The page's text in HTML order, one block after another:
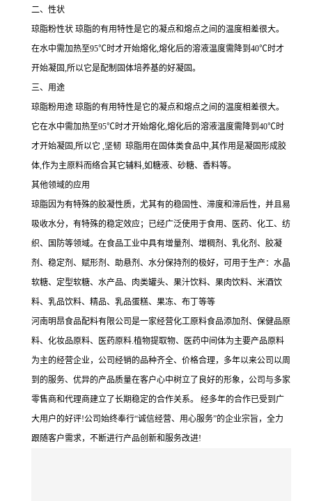
二、性状
琼脂粉性状 琼脂的有用特性是它的凝点和熔点之间的温度相差很大。
在水中需加热至95℃时才开始熔化,熔化后的溶液温度需降到40℃时才
开始凝固,所以它是配制固体培养基的好凝固。
三、用途
琼脂粉用途 琼脂的有用特性是它的凝点和熔点之间的温度相差很大。
它在水中需加热至95℃时才开始熔化,熔化后的溶液温度需降到40℃时
才开始凝固,所以它 ,坚韧 琼脂用在固体类食品中,其作用是凝固形成胶
体,作为主原料而络合其它辅料,如糖液、砂糖、香料等。
其他领域的应用
琼脂因为有特殊的胶凝性质，尤其有的稳固性、滞度和滞后性，并且易
吸收水分，有特殊的稳定效应；已经广泛使用于食用、医药、化工、纺
织、国防等领域。在食品工业中具有增量剂、增稠剂、乳化剂、胶凝
剂、稳定剂、赋形剂、助悬剂、水分保持剂的极好，可用于生产：水晶
软糖、定型软糖、水产品、肉类罐头、果汁饮料、果肉饮料、米酒饮
料、乳品饮料、精品、乳品蛋糕、果冻、布丁等等
河南明昂食品配料有限公司是一家经营化工原料食品添加剂、保健品原
料、化妆品原料、医药原料.植物提取物、医药中间体为主要产品原料
为主的经营企业，公司经销的品种齐全、价格合理，多年以来公司以周
到的服务、优异的产品质量在客户心中树立了良好的形象，公司与多家
零售商和代理商建立了长期稳定的合作关系。 经多年的合作已受到广
大用户的好评!公司始终奉行“诚信经营、用心服务”的企业宗旨，全力
跟随客户需求，不断进行产品创新和服务改进!